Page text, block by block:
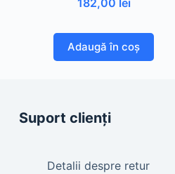
182,00 lei
Adaugă în coș
Suport clienți
Detalii despre retur